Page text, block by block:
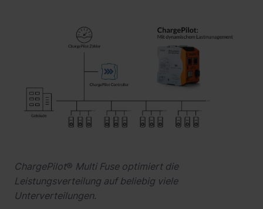
ChargePilot® Multi Fuse optimiert die
Leistungsverteilung auf beliebig viele
Unterverteilungen.